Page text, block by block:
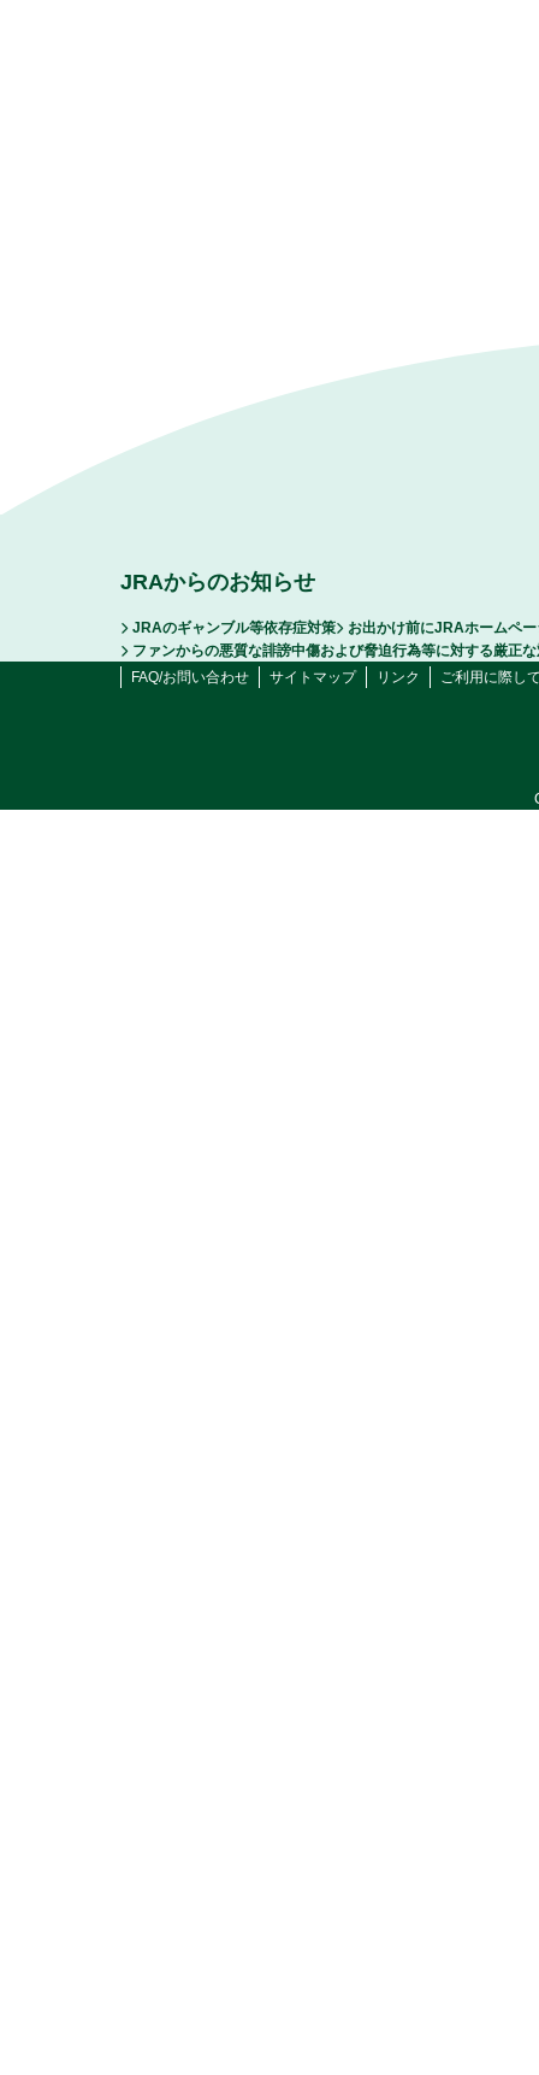
JRAからのお知らせ
JRAのギャンブル等依存症対策
お出かけ前にJRAホームペ
ファンからの悪質な誹謗中傷および脅迫行為等に対する厳正
FAQ/お問い合わせ
サイトマップ リンク ご利用に際し